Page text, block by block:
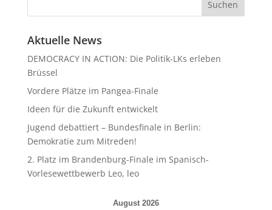
Aktuelle News
DEMOCRACY IN ACTION: Die Politik-LKs erleben
Brüssel
Vordere Plätze im Pangea-Finale
Ideen für die Zukunft entwickelt
Jugend debattiert – Bundesfinale in Berlin:
Demokratie zum Mitreden!
2. Platz im Brandenburg-Finale im Spanisch-
Vorlesewettbewerb Leo, leo
August 2026